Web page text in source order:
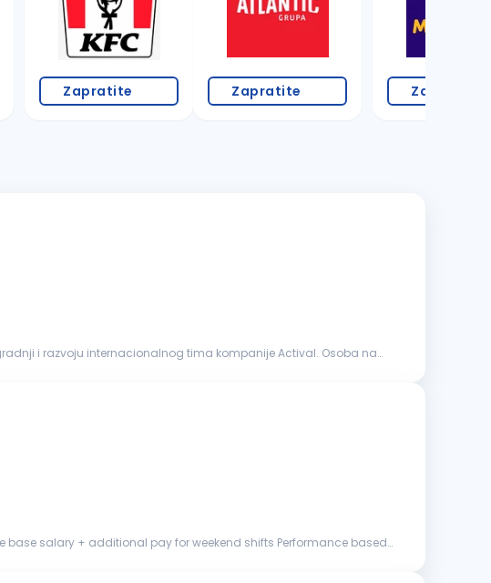
Zapratite Zapratite Zapratite
i razvoju internacionalnog tima kompanije Actival. Osoba na